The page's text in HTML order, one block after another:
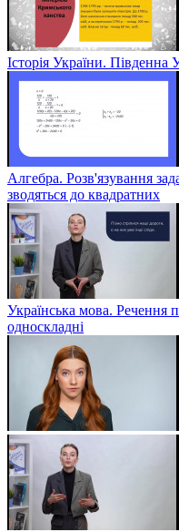
Історія України. Південна
Алгебра. Розв'язування
зводяться до квадратних
Українська мова. Речення
односкладні